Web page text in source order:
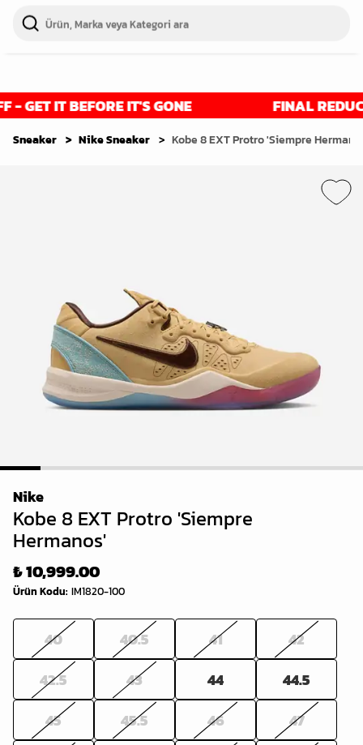
IT BEFORE IT'S GONE FINAL
Sneaker Nike Sneaker Kobe 8 EXT Protro 'Siempre
1 2 3 4 5 6 7 8 9
Nike
Kobe 8 EXT Protro 'Siempre
Hermanos'
₺ 10,999.00
Ürün Kodu: IM1820-100
40 40.5 41
42
42.5
43 44
44.5
45
45.5 46
47